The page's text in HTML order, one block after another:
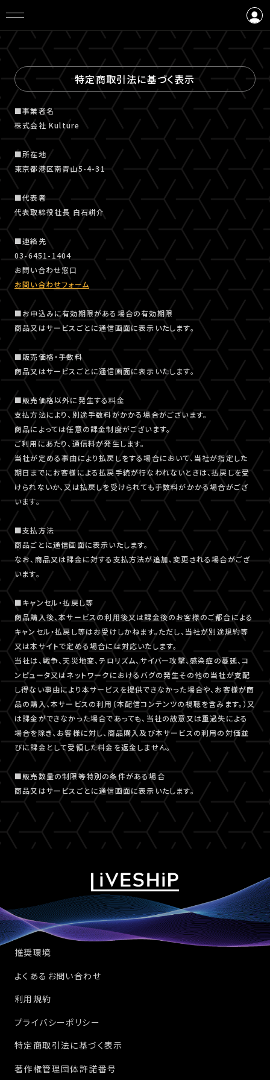
会員登録
特定商取引法に基づく表示
■事業者名
株式会社 Kulture
■所在地
東京都港区南青山5-4-31
■代表者
代表取締役社長 白石耕介
■連絡先
03-6451-1404
お問い合わせ窓口
お問い合わせフォーム
■お申込みに有効期限がある場合の有効期限
商品又はサービスごとに通信画面に表示いたします。
■販売価格・手数料
商品又はサービスごとに通信画面に表示いたします。
■販売価格以外に発生する料金
支払方法により、別途手数料がかかる場合がございます。
商品によっては任意の課金制度がございます。
ご利用にあたり、通信料が発生します。
当社が定める事由により払戻しをする場合において、当社が指定した
期日までにお客様による払戻手続が行なわれないときは、払戻しを受
けられないか、又は払戻しを受けられても手数料がかかる場合がござ
います。
■支払方法
商品ごとに通信画面に表示いたします。
なお、商品又は課金に対する支払方法が追加、変更される場合がござ
います。
■キャンセル・払戻し等
商品購入後、本サービスの利用後又は課金後のお客様のご都合による
キャンセル・払戻し等はお受けしかねます。ただし、当社が別途規約等
又は本サイトで定める場合には対応いたします。
当社は、戦争、天災地変、テロリズム、サイバー攻撃、感染症の蔓延、コ
ンピュータ又はネットワークにおけるバグの発生その他の当社が支配
し得ない事由により本サービスを提供できなかった場合や、お客様が商
品の購入、本サービスの利用（本配信コンテンツの視聴を含みます。）又
は課金ができなかった場合であっても、当社の故意又は重過失による
場合を除き、お客様に対し、商品購入及び本サービスの利用の対価並
びに課金として受領した料金を返金しません。
■販売数量の制限等特別の条件がある場合
商品又はサービスごとに通信画面に表示いたします。
推奨環境
よくあるお問い合わせ
利用規約
プライバシーポリシー
特定商取引法に基づく表示
著作権管理団体許諾番号